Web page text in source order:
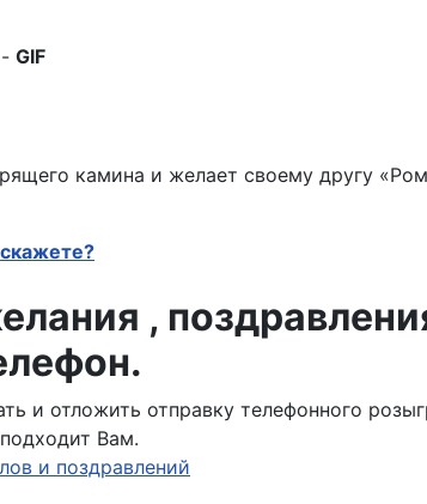
GIF
камина и желает своему другу
,
и отложить отправку телефонного
Вам.
и поздравлений